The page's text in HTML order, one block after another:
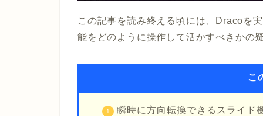
この記事を読み終える頃には、Dracoを
能をどのように操作して活かすべきかの
こ
瞬時に方向転換できるスライド